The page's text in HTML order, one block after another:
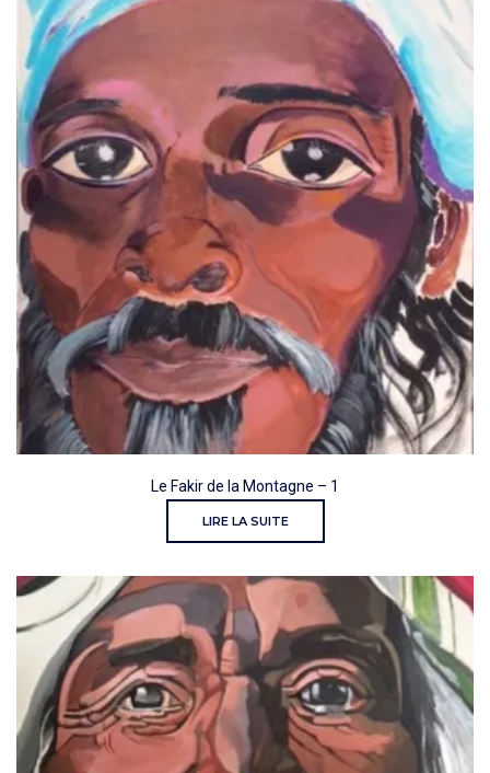
Le Fakir de la Montagne – 1
LIRE LA SUITE